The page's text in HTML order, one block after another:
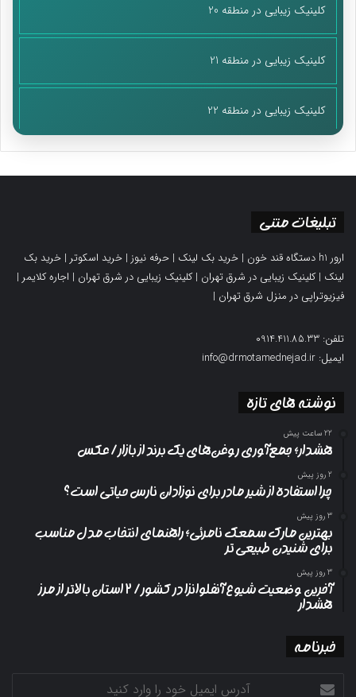
کلینیک زیبایی در منطقه 20
کلینیک زیبایی در منطقه 21
کلینیک زیبایی در منطقه 22
تبلیغات متنی
ارور h1 دستگاه قند خون | خرید بک لینک | حرفه نیوز | خرید اسکوتر | خرید بک
لینک |کلینیک زیبایی در شرق تهران |کلینیک زیبایی در شرق تهران | اجاره کلایمر |
فیزیوتراپی در منزل شرق تهران |
تلفن: 0914.411.85.33
ایمیل: info@drmotamednejad.ir
نوشته های تازه
22 ساعت پیش
هشدار؛ جمع‌آوری روغن‌های یک برند از بازار/ عکس
2 روز پیش
چرا استفاده از شیر مادر برای نوزادان نارس حیاتی است؟
3 روز پیش
بهترین مارک سمعک نامرئی؛ راهنمای انتخاب مدل مناسب
برای شنیدن طبیعی تر
3 روز پیش
آخرین وضعیت شیوع آنفلوانزا در کشور/ ۲ استان بالاتر از مرز
هشدار
خبرنامه
آدرس